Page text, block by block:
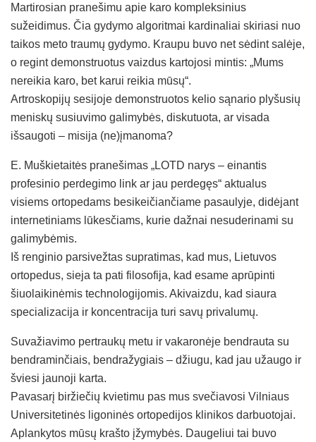
Martirosian pranešimu apie karo kompleksinius
sužeidimus. Čia gydymo algoritmai kardinaliai skiriasi nuo
taikos meto traumų gydymo. Kraupu buvo net sėdint salėje,
o regint demonstruotus vaizdus kartojosi mintis: „Mums
nereikia karo, bet karui reikia mūsų“.
Artroskopijų sesijoje demonstruotos kelio sąnario plyšusių
meniskų susiuvimo galimybės, diskutuota, ar visada
išsaugoti – misija (ne)įmanoma?
E. Muškietaitės pranešimas „LOTD narys – einantis
profesinio perdegimo link ar jau perdegęs“ aktualus
visiems ortopedams besikeičiančiame pasaulyje, didėjant
internetiniams lūkesčiams, kurie dažnai nesuderinami su
galimybėmis.
Iš renginio parsivežtas supratimas, kad mus, Lietuvos
ortopedus, sieja ta pati filosofija, kad esame aprūpinti
šiuolaikinėmis technologijomis. Akivaizdu, kad siaura
specializacija ir koncentracija turi savų privalumų.
Suvažiavimo pertraukų metu ir vakaronėje bendrauta su
bendraminčiais, bendražygiais – džiugu, kad jau užaugo ir
šviesi jaunoji karta.
Pavasarį biržiečių kvietimu pas mus svečiavosi Vilniaus
Universitetinės ligoninės ortopedijos klinikos darbuotojai.
Aplankytos mūsų krašto įžymybės. Daugeliui tai buvo